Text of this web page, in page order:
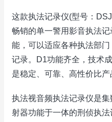
这款执法记录仪(型号：
畅销的单一警用影音执法
能，可以适应各种执法部
记录。D1功能齐全，技术
是稳定、可靠、高性价比产
执法视音频执法记录仪是
射器功能于一体的刑侦执